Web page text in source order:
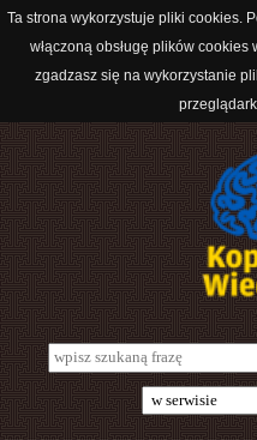
Ta strona wykorzystuje pliki cookies.
włączoną obsługę plików
zgadzasz się na wykorzystanie